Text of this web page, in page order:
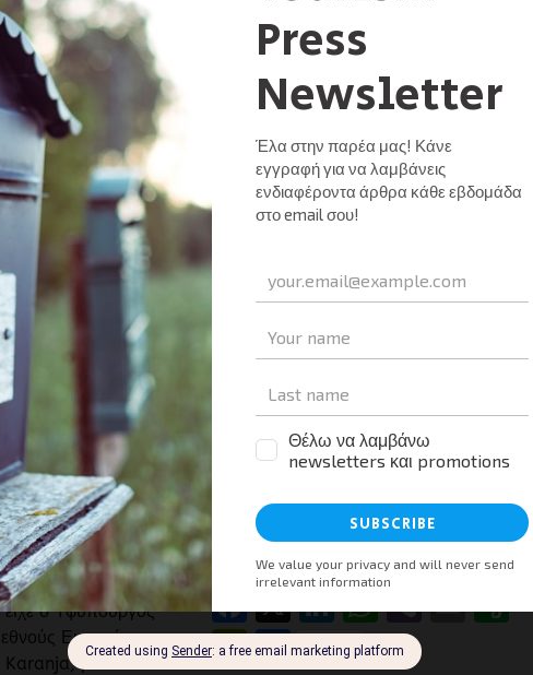
Πρωτόκολλο
Τουρισμό
01/2015 0
μεταξύ
αναμένεται να
άλλων, και στον
συζητήθηκε στις
είχε ο Υφυπουργός
Εμπορίου,
με τον
Χιονοδρομικό Κέντρο
Καϊμάκτσαλαν: Περί τα
150.000 ευρώ έσοδα τον
λειτουργίας
Μέσα στον πρώτο ενάμισι μήνα
ΕΤΑΔ, μετά από μεγάλη περίοδο
υπολειτουργίας και απαξίωσης, το
Χιονοδρομικό Κέντρο Βόρας-
Καϊμάκτσαλαν έκοψε 12.654 εισιτήρια,
με έσοδα 148.324€, χωρίς […]
Μοιραστείτε τα νέα
Facebook
X LinkedIn
Viber
PrintFriendly
Μοιραστείτε